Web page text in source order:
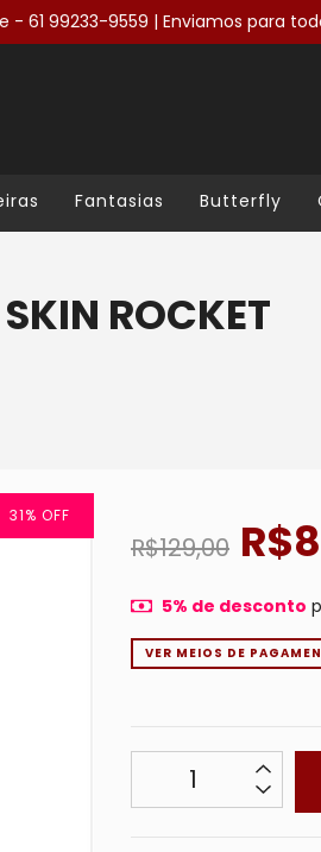
- 61 99233-9559 | Enviamos para
Fantasias Butterfly
ROCKET
31% OFF
R$129,00
5% de desconto
VER MEIOS DE